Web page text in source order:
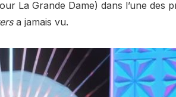
La Grande Dame) dans l’une des
a jamais vu.